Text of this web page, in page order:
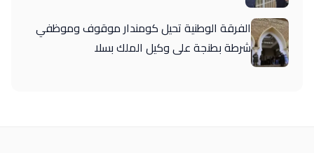
الفرقة الوطنية تحيل كومندار موقوف وموظفي
شرطة بطنجة على وكيل الملك بسلا